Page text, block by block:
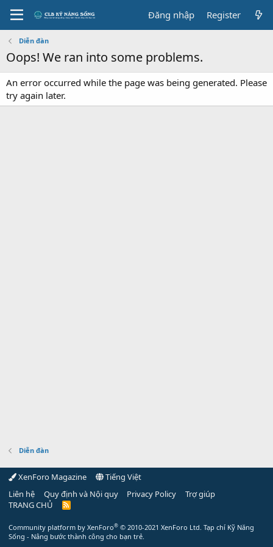
Đăng nhập Register
Diễn đàn
Oops! We ran into some problems.
An error occurred while the page was being generated. Please
try again later.
Diễn đàn
XenForo Magazine
Tiếng Việt
Liên hệ
Quy định và Nội quy Privacy Policy
Trợ giúp
TRANG CHỦ
R
Community platform by XenForo® © 2010-2021 XenForo Ltd. Tạp chí Kỹ Năng
Sống - Nâng bước thành công cho bạn trẻ.